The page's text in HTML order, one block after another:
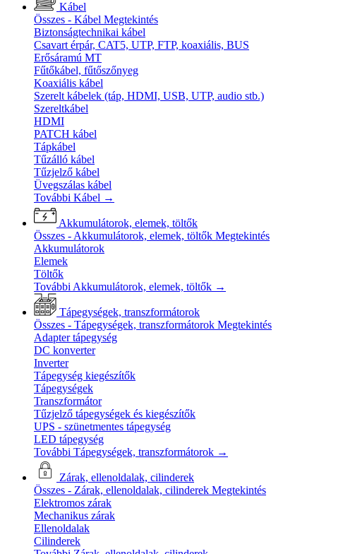
Kábel
Összes - Kábel Megtekintés
Biztonságtechnikai kábel
Csavart érpár, CAT5, UTP, FTP, koaxiális, BUS
Erősáramú MT
Fűtőkábel, fűtőszőnyeg
Koaxiális kábel
Szerelt kábelek (táp, HDMI, USB, UTP, audio stb.)
Szereltkábel
HDMI
PATCH kábel
Tápkábel
Tűzálló kábel
Tűzjelző kábel
Üvegszálas kábel
További Kábel →
Akkumulátorok, elemek, töltők
Összes - Akkumulátorok, elemek, töltők Megtekintés
Akkumulátorok
Elemek
Töltők
További Akkumulátorok, elemek, töltők →
Tápegységek, transzformátorok
Összes - Tápegységek, transzformátorok Megtekintés
Adapter tápegység
DC konverter
Inverter
Tápegység kiegészítők
Tápegységek
Transzformátor
Tűzjelző tápegységek és kiegészítők
UPS - szünetmentes tápegység
LED tápegység
További Tápegységek, transzformátorok →
Zárak, ellenoldalak, cilinderek
Összes - Zárak, ellenoldalak, cilinderek Megtekintés
Elektromos zárak
Mechanikus zárak
Ellenoldalak
Cilinderek